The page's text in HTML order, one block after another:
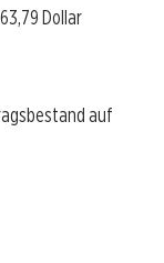
Dollar
auf